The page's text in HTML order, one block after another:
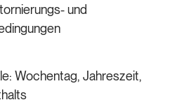
und
Wochentag, Jahreszeit,